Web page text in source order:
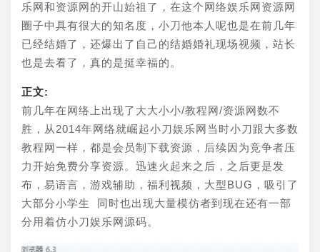
乐网和资源网的开山始祖了，在这个网络娱乐网资源网
圈子中具有很大的知名度，小刀他本人呢也是在前几年
已经结婚了，还爆出了自己的结婚婚礼现场视频，站长
也是去看了，真的是挺幸福的。
正文:
前几年在网络上出现了大大小小/教程网/资源网数不
胜，从2014年网络就崛起小刀娱乐网当时小刀跟大多数
教程网一样，都是会员制下载资源，后续因为竞争者压
力开始免费分享资源。迅速火起来之后，之后更是发
布，易语言，游戏辅助，福利视频，大型BUG，吸引了
大部分小学生 同时也出现大量模仿者到现在还有一部
分用着仿小刀娱乐网源码。